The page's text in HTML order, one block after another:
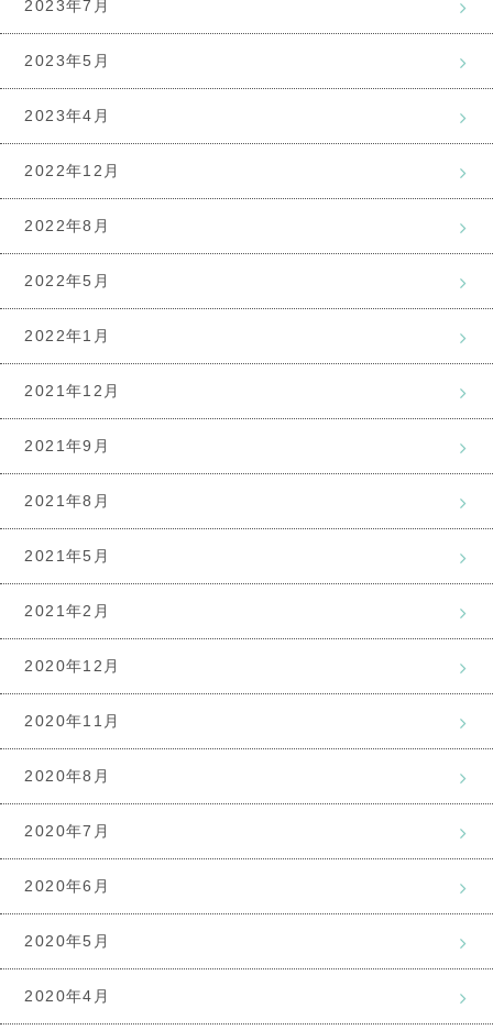
2023年7月
2023年5月
2023年4月
2022年12月
2022年8月
2022年5月
2022年1月
2021年12月
2021年9月
2021年8月
2021年5月
2021年2月
2020年12月
2020年11月
2020年8月
2020年7月
2020年6月
2020年5月
2020年4月